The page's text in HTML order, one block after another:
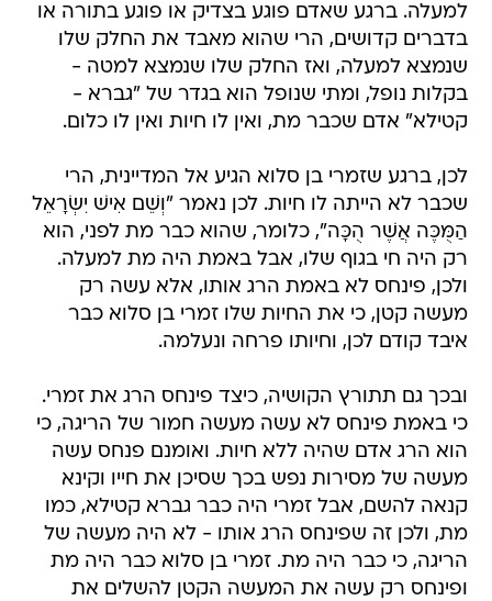
למעלה. ברגע שאדם פוגע בצדיק או פוגע בתורה או
בדברים קדושים, הרי שהוא מאבד את החלק שלו
שנמצא למעלה, ואז החלק שלו שנמצא למטה -
בקלות נופל, ומתי שנופל הוא בגדר של "גברא -
קטילא" אדם שכבר מת, ואין לו חיות ואין לו כלום.
לכן, ברגע שזמרי בן סלוא הגיע אל המדיינית, הרי
שכבר לא הייתה לו חיות. לכן נאמר "וְשֵׁם אִישׁ יִשְׂרָאֵל
הַמֻּכֶּה אֲשֶׁר הֻכָּה", כלומר, שהוא כבר מת לפני, הוא
רק היה חי בגוף שלו, אבל באמת היה מת למעלה.
ולכן, פינחס לא באמת הרג אותו, אלא עשה רק
מעשה קטן, כי את החיות שלו זמרי בן סלוא כבר
איבד קודם לכן, וחיותו פרחה ונעלמה.
ובכך גם תתורץ הקושיה, כיצד פינחס הרג את זמרי.
כי באמת פינחס לא עשה מעשה חמור של הריגה, כי
הוא הרג אדם שהיה ללא חיות. ואומנם פנחס עשה
מעשה של מסירות נפש בכך שסיכן את חייו וקינא
קנאה להשם, אבל זמרי היה כבר גברא קטילא, כמו
מת, ולכן זה שפינחס הרג אותו - לא היה מעשה של
הריגה, כי כבר היה מת. זמרי בן סלוא כבר היה מת
ופינחס רק עשה את המעשה הקטן להשלים את